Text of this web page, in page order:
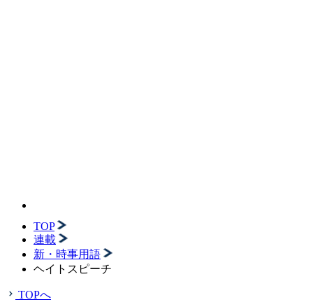
TOP
連載
新・時事用語
ヘイトスピーチ
TOPへ